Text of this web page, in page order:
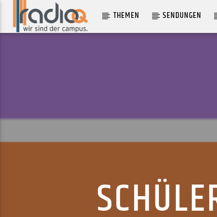
THEMEN SENDUNGEN